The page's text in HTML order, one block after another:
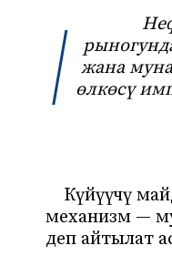
жана
өлкөсү
Күйүүчү
механизм —
деп айтылат